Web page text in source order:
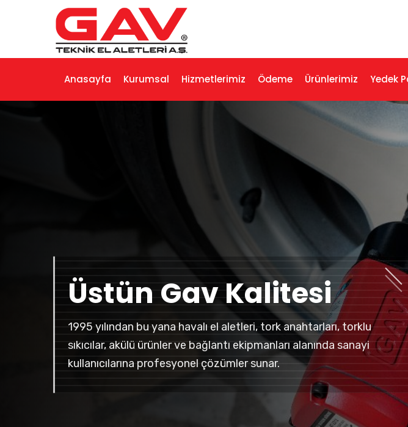
Anasayfa Kurumsal Hizmetlerimiz Ödeme Ürünlerimiz Yedek
Üstün Gav Kalitesi
1995 yılından bu yana havalı el aletleri, tork anahtarları, torklu
sıkıcılar, akülü ürünler ve bağlantı ekipmanları alanında sanayi
kullanıcılarına profesyonel çözümler sunar.